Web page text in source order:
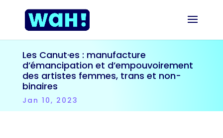
Les Canut·es : manufacture
d’émancipation et d’empouvoirement
des artistes femmes, trans et non-
binaires
Jan 10, 2023